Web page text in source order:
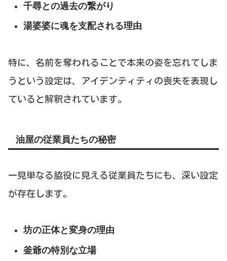
千尋との過去の繋がり
湯婆婆に魂を支配される理由
特に、名前を奪われることで本来の姿を忘れてしま
うという設定は、アイデンティティの喪失を表現し
ていると解釈されています。
油屋の従業員たちの秘密
一見単なる脇役に見える従業員たちにも、深い設定
が存在します。
坊の正体と変身の理由
釜爺の特別な立場